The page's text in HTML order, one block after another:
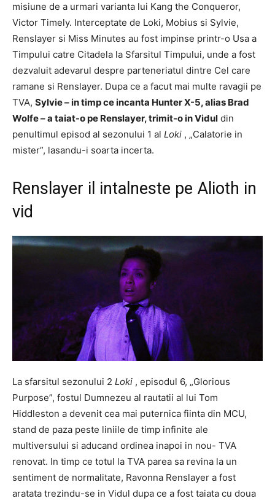
misiune de a urmari varianta lui Kang the Conqueror,
Victor Timely. Interceptate de Loki, Mobius si Sylvie,
Renslayer si Miss Minutes au fost impinse printr-o Usa a
Timpului catre Citadela la Sfarsitul Timpului, unde a fost
dezvaluit adevarul despre parteneriatul dintre Cel care
ramane si Renslayer. Dupa ce a facut mai multe ravagii pe
TVA, Sylvie – in timp ce incanta Hunter X-5, alias Brad
Wolfe – a taiat-o pe Renslayer, trimit-o in Vidul din
penultimul episod al sezonului 1 al Loki , „Calatorie in
mister”, lasandu-i soarta incerta.
Renslayer il intalneste pe Alioth in
vid
La sfarsitul sezonului 2 Loki , episodul 6, „Glorious
Purpose”, fostul Dumnezeu al rautatii al lui Tom
Hiddleston a devenit cea mai puternica fiinta din MCU,
stand de paza peste liniile de timp infinite ale
multiversului si aducand ordinea inapoi in nou- TVA
renovat. In timp ce totul la TVA parea sa revina la un
sentiment de normalitate, Ravonna Renslayer a fost
aratata trezindu-se in Vidul dupa ce a fost taiata cu doua